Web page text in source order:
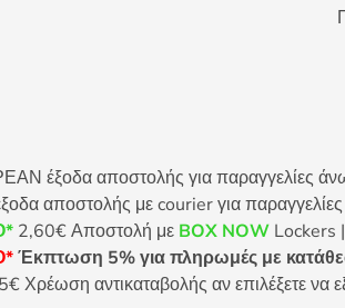
έξοδα αποστολής για παραγγελίες
αποστολής με courier για
2,60€ Αποστολή με BOX NOW Lockers
Έκπτωση 5% για πληρωμές με
Χρέωση αντικαταβολής αν επιλέξετε να